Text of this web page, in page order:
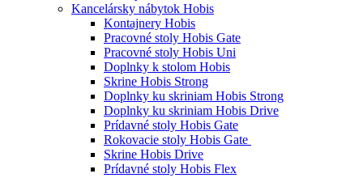
Kancelársky nábytok Hobis
Kontajnery Hobis
Pracovné stoly Hobis Gate
Pracovné stoly Hobis Uni
Doplnky k stolom Hobis
Skrine Hobis Strong
Doplnky ku skriniam Hobis Strong
Doplnky ku skriniam Hobis Drive
Prídavné stoly Hobis Gate
Rokovacie stoly Hobis Gate
Skrine Hobis Drive
Prídavné stoly Hobis Flex